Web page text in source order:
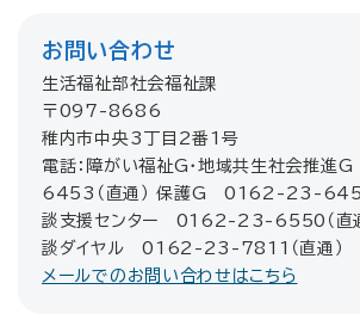
お問い合わせ
生活福祉部社会福祉課
〒097-8686
稚内市中央3丁目2番1号
電話：障がい福祉G・地域共生社会推
6453（直通） 保護G 0162-23-6457
談支援センター 0162-23-6550（直通
談ダイヤル 0162-23-7811（直通）
メールでのお問い合わせはこちら